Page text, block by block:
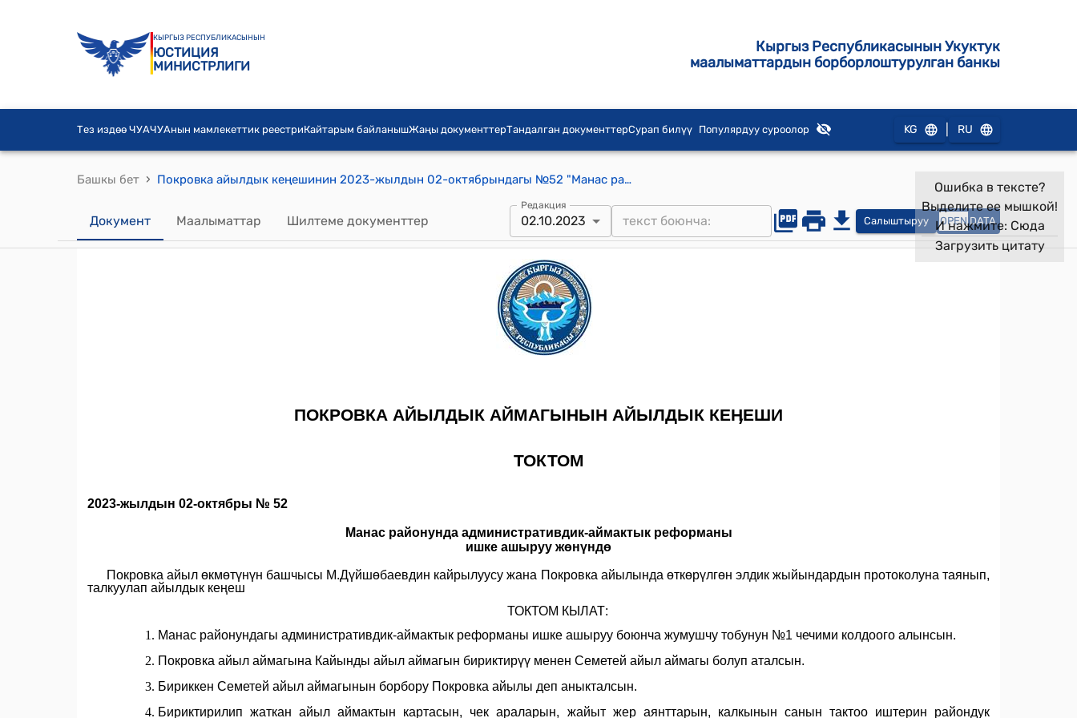
КЫРГЫЗ РЕСПУБЛИКАСЫНЫН
ЮСТИЦИЯ
МИНИСТРЛИГИ
Кыргыз Республикасынын Укуктук
маалыматтардын борборлоштурулган банкы
Тез издөө ЧУАЧУАнын мамлекеттик реестриКайтарым байланышЖаңы документтерТандалган документтерСурап билүү Популярдуу суроолор KG RU
Башкы бет › Покровка айылдык кеңешинин 2023-жылдын 02-октябрындагы №52 "Манас районунда административдик-аймактык реформаны ишке ашыруу жөнүндө" токтому
Документ Маалыматтар Шилтеме документтер
Редакция
02.10.2023 Салыштыруу OPEN DATA
Ошибка в тексте?
Выделите ее мышкой!
И нажмите: Сюда
Загрузить цитату